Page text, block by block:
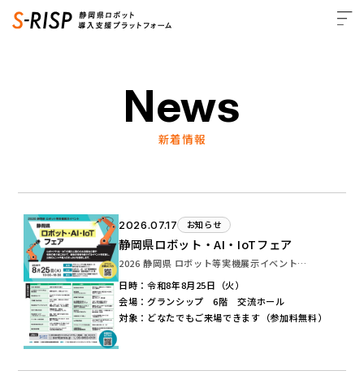
News
新着情報
2026.07.17 お知らせ
静岡県ロボット・AI・IoTフェア
2026 静岡県 ロボット等実機展示イベント…
日時：令和8年8月25日（火）
会場：グランシップ 6階 交流ホール
対象：どなたでもご来場できます（参加料無料）